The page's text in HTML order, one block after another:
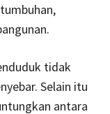
tidak
Selain itu
antara